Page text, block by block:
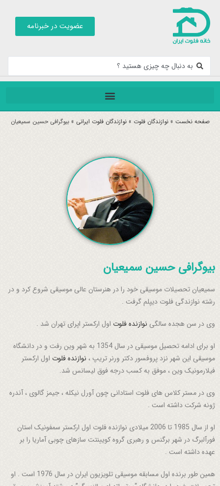
عضویت در خبرنامه
صفحه نخست »نوازندگان فلوت »نوازندگان فلوت ایرانی »بیوگرافی حسین سمیعیان
بیوگرافی حسین سمیعیان
سمیعیان تحصیلات موسیقی خود را در هنرستان عالی موسیقی شروع کرد و در
رشته نوازندگی فلوت دیپلم گرفت .
وی در سن هجده سالگی نوازنده فلوت اول ارکستر اپرای تهران شد .
او برای ادامه تحصیل موسیقی در سال 1354 به شهر وین رفت و در دانشگاه
موسیقی این شهر نزد پروفسور دکتر ورنر تریپ ، نوازنده فلوت اول ارکستر
فیلارمونیک وین ، موفق به کسب درجه فوق لیسانس شد.
وی در مستر کلاس های فلوت استادانی چون آورل نیکله ، جیمز گالوی ، آندره
ژونه شرکت داشته است .
او از سال 1985 تا 2006 میلادی نوازنده فلوت اول ارکستر سمفونیک استان
فورآلبرگ در شهر برگنس و رهبری گروه کویینتت سازهای چوبی آماریا را بر
عهده داشته است .
همین طور برنده اول مسابقه موسیقی تلویزیون ایران در سال 1976 است . او